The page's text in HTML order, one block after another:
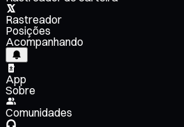
Rastreador
Posições
Acompanhando
App
Sobre
Comunidades